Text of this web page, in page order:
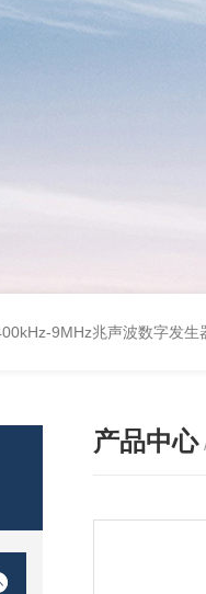
9MHz兆声波数字发生
产品中心